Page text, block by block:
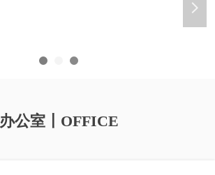
넲
办公室〡OFFICE